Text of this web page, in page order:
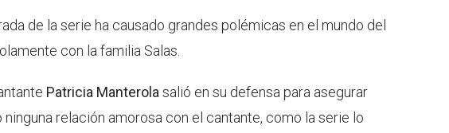
de la serie ha causado grandes polémicas en el mundo del
con la familia Salas.
Patricia Manterola salió en su defensa para asegurar
ninguna relación amorosa con el cantante, como la serie lo